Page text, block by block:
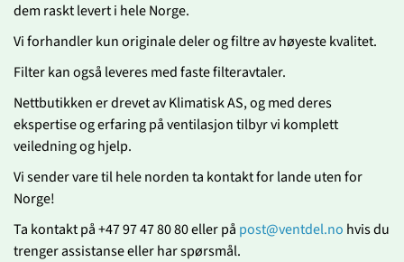
dem raskt levert i hele Norge.
Vi forhandler kun originale deler og filtre av høyeste kvalitet.
Filter kan også leveres med faste filteravtaler.
Nettbutikken er drevet av Klimatisk AS, og med deres
ekspertise og erfaring på ventilasjon tilbyr vi komplett
veiledning og hjelp.
Vi sender vare til hele norden ta kontakt for lande uten for
Norge!
Ta kontakt på +47 97 47 80 80 eller på post@ventdel.no hvis du
trenger assistanse eller har spørsmål.